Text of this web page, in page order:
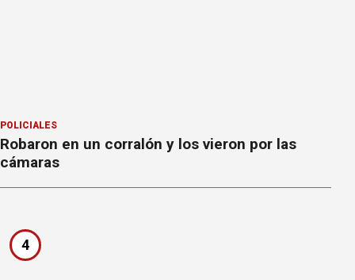
POLICIALES
Robaron en un corralón y los vieron por las
cámaras
4